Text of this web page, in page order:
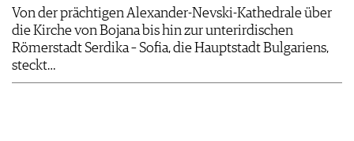
Von der prächtigen Alexander-Nevski-Kathedrale über
die Kirche von Bojana bis hin zur unterirdischen
Römerstadt Serdika – Sofia, die Hauptstadt Bulgariens,
steckt…